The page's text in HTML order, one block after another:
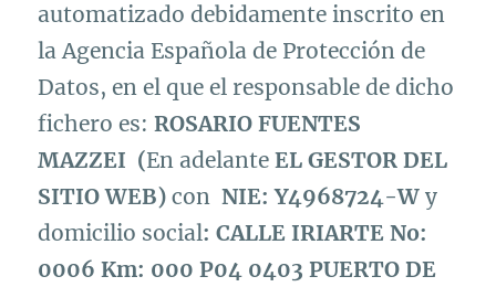
automatizado debidamente inscrito en
la Agencia Española de Protección de
Datos, en el que el responsable de dicho
fichero es:ROSARIO FUENTES
MAZZEI (En adelante EL GESTOR DEL
SITIO WEB) con NIE: Y4968724-W y
domicilio social: CALLE IRIARTE No:
0006 Km: 000 P04 0403 PUERTO DE